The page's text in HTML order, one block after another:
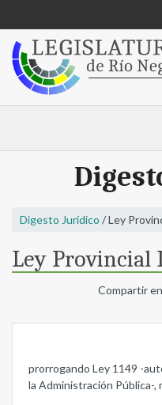
Digesto Jurídico / Ley
Ley Provincial
Compartir
prorrogando Ley 1149 -
la Administración Pública-,